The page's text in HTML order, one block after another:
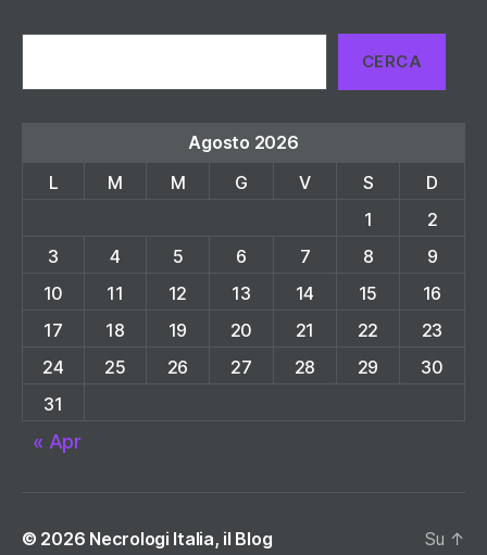
CERCA
Agosto 2026
L
M M G V S
D
1
2
3
4 5 6 7 8
9
10
11 12 13 14 15
16
17
18 19 20 21 22
23
24
25 26 27 28 29
30
31
« Apr
© 2026 Necrologi Italia, il Blog Su ↑